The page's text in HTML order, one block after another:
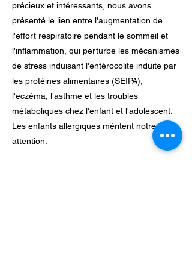
précieux et intéressants, nous avons
présenté le lien entre l'augmentation de
l'effort respiratoire pendant le sommeil et
l'inflammation, qui perturbe les mécanismes
de stress induisant l'entérocolite induite par
les protéines alimentaires (SEIPA),
l'eczéma, l'asthme et les troubles
métaboliques chez l'enfant et l'adolescent.
Les enfants allergiques méritent notre
attention.